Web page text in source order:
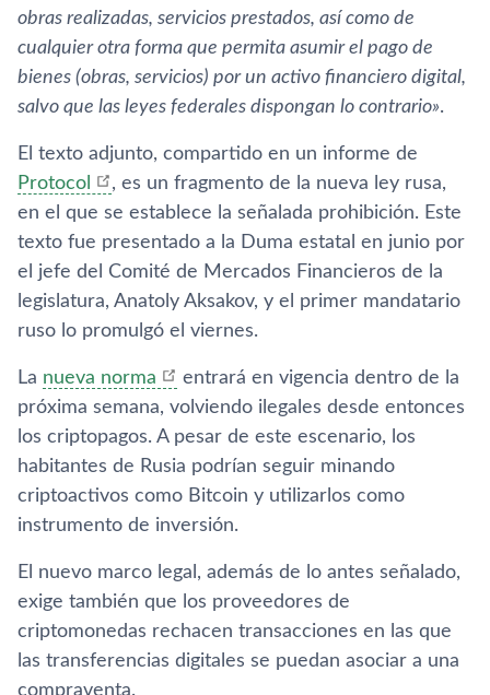
obras realizadas, servicios prestados, así como de
cualquier otra forma que permita asumir el pago de
bienes (obras, servicios) por un activo financiero digital,
salvo que las leyes federales dispongan lo contrario».
El texto adjunto, compartido en un informe de
Protocol
, es un fragmento de la nueva ley rusa,
en el que se establece la señalada prohibición. Este
texto fue presentado a la Duma estatal en junio por
el jefe del Comité de Mercados Financieros de la
legislatura, Anatoly Aksakov, y el primer mandatario
ruso lo promulgó el viernes.
La nueva norma
entrará en vigencia dentro de la
próxima semana, volviendo ilegales desde entonces
los criptopagos. A pesar de este escenario, los
habitantes de Rusia podrían seguir minando
criptoactivos como Bitcoin y utilizarlos como
instrumento de inversión.
El nuevo marco legal, además de lo antes señalado,
exige también que los proveedores de
criptomonedas rechacen transacciones en las que
las transferencias digitales se puedan asociar a una
compraventa.